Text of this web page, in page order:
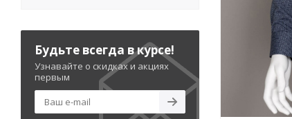
Будьте всегда в курсе!
Узнавайте о скидках и акциях
первым